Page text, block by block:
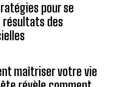
pour se
résultats des
maîtriser votre vie